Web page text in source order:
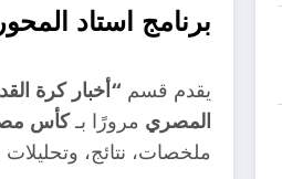
برنامج استاد المحور
يقدم قسم “أخبار كرة
المصري مرورًا بـكأس
ملخصات، نتائج،